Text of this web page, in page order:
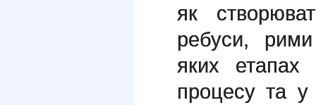
як
ребуси,
яких етапах
процесу та